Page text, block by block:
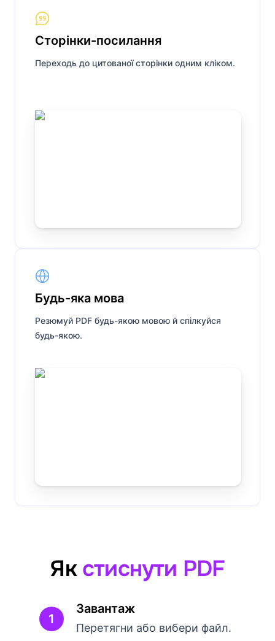
Сторінки-посилання
Переходь до цитованої сторінки одним кліком.
Будь-яка мова
Резюмуй PDF будь-якою мовою й спілкуйся
будь-якою.
Якстиснути PDF
1
Завантаж
Перетягни або вибери файл.